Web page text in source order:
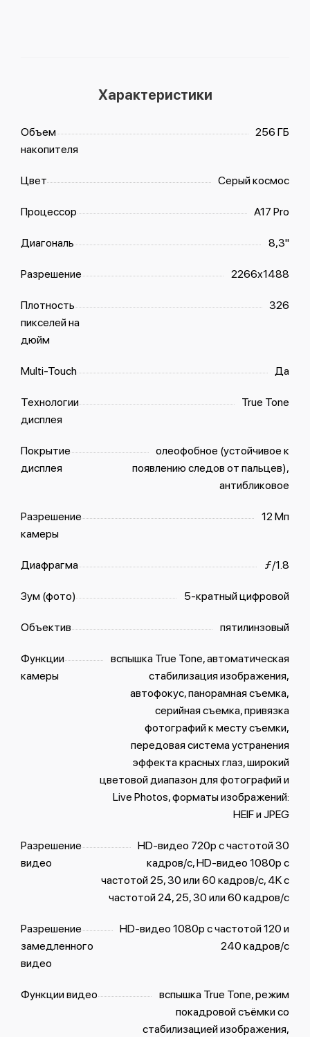
Характеристики
Объем
накопителя
256 ГБ
Цвет Серый космос
Процессор A17 Pro
Диагональ 8,3"
Разрешение 2266x1488
Плотность
пикселей на
дюйм
326
Multi-Touch Да
Технологии
дисплея
True Tone
Покрытие
дисплея
олеофобное (устойчивое к
появлению следов от пальцев),
антибликовое
Разрешение
камеры
12 Мп
Диафрагма ƒ/1.8
Зум (фото) 5-кратный цифровой
Объектив пятилинзовый
Функции
камеры
вспышка True Tone, автоматическая
стабилизация изображения,
автофокус, панорамная съемка,
серийная съемка, привязка
фотографий к месту съемки,
передовая система устранения
эффекта красных глаз, широкий
цветовой диапазон для фотографий и
Live Photos, форматы изображений:
HEIF и JPEG
Разрешение
видео
HD-видео 720p с частотой 30
кадров/ с, HD-видео 1080p с
частотой 25, 30 или 60 кадров/ с, 4K с
частотой 24, 25, 30 или 60 кадров/ с
Разрешение
замедленного
видео
HD-видео 1080р с частотой 120 и
240 кадров/ с
Функции видео
вспышка True Tone, режим
покадровой съёмки со
стабилизацией изображения,